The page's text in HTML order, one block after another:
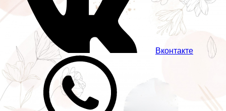
Вконтакте